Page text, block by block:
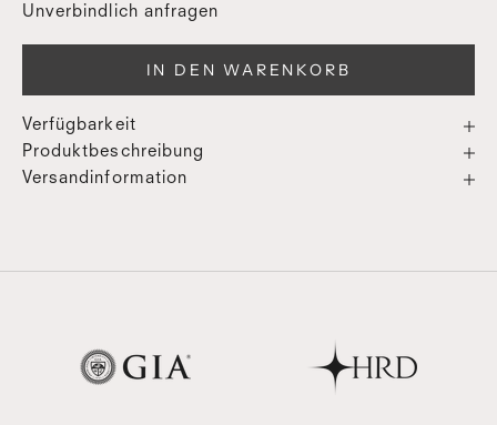
Unverbindlich anfragen
IN DEN WARENKORB
Verfügbarkeit
Produktbeschreibung
Versandinformation